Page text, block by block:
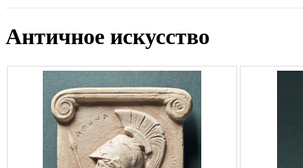
Античное искусство